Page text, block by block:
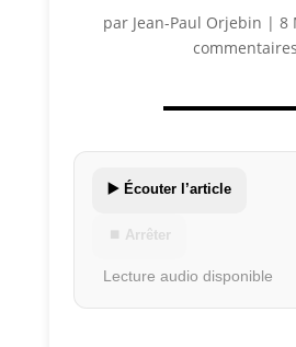
par Jean-Paul Orjebin | 8
commentaires
▶️ Écouter l’article
⏹ Arrêter
Lecture audio disponible